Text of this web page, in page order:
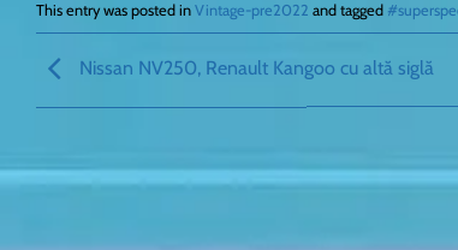
This entry was posted in Vintage-pre2022 and tagged
Nissan NV250, Renault Kangoo cu altă siglă